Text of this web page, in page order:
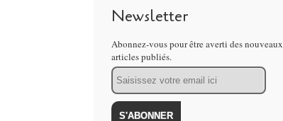
Newsletter
Abonnez-vous pour être averti des nouveaux
articles publiés.
Email